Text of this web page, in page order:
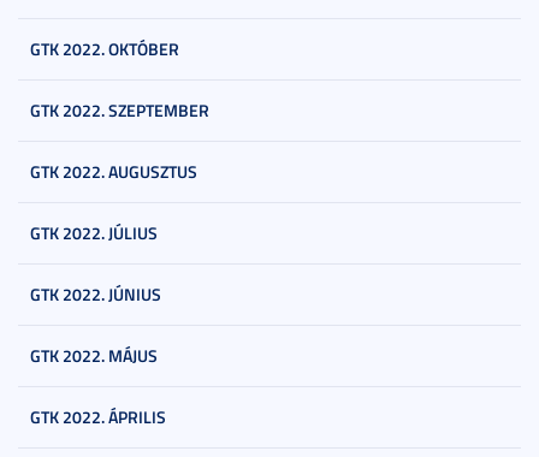
GTK 2022. OKTÓBER
GTK 2022. SZEPTEMBER
GTK 2022. AUGUSZTUS
GTK 2022. JÚLIUS
GTK 2022. JÚNIUS
GTK 2022. MÁJUS
GTK 2022. ÁPRILIS